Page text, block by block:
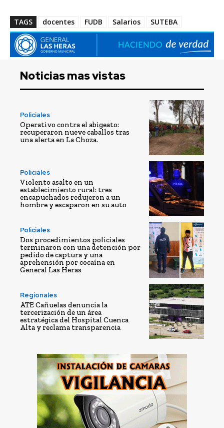
TAGS docentes FUDB Salarios SUTEBA
Noticias mas vistas
Policiales
Operativo contra el abigeato:
recuperaron nueve caballos tras
una alerta en La Choza.
Policiales
Violento asalto en un
establecimiento rural: tres
encapuchados redujeron a un
hombre y escaparon en su auto
Policiales
Dos procedimientos policiales
terminaron con una detención por
pedido de captura y una
aprehensión por cocaína en
General Las Heras
Regionales
ATE Cañuelas denuncia la
tercerización de un área
estratégica del Hospital Cuenca
Alta y reclama transparencia